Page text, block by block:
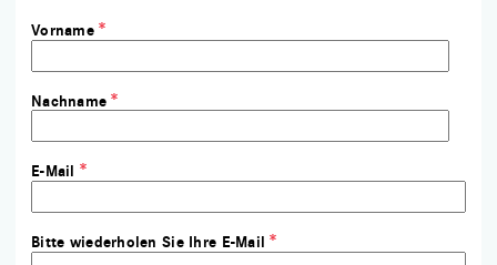
Vorname
Nachname
E-Mail
Bitte wiederholen Sie Ihre E-Mail